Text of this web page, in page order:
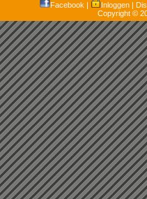
Facebook | Inloggen |
Copyright ©